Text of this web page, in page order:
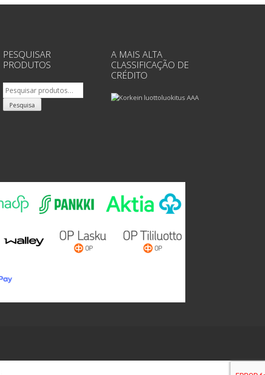
PESQUISAR
PRODUTOS
Pesquisar
por:
Pesquisa
A MAIS ALTA
CLASSIFICAÇÃO DE
CRÉDITO